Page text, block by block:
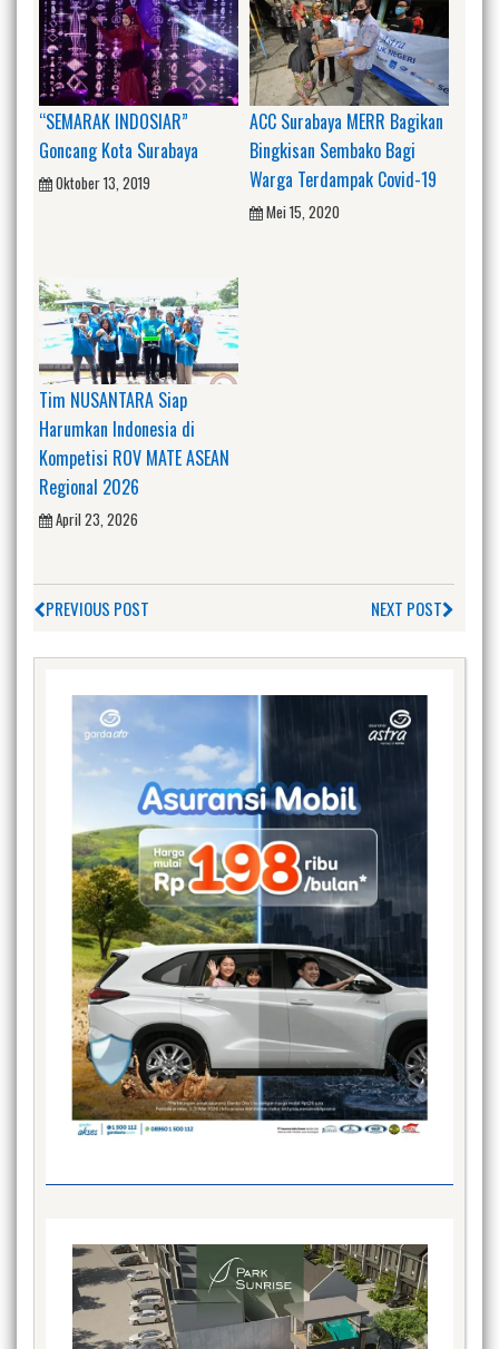
“SEMARAK INDOSIAR”
Goncang Kota Surabaya
Oktober 13, 2019
ACC Surabaya MERR Bagikan
Bingkisan Sembako Bagi
Warga Terdampak Covid-19
Mei 15, 2020
Tim NUSANTARA Siap
Harumkan Indonesia di
Kompetisi ROV MATE ASEAN
Regional 2026
April 23, 2026
PREVIOUS POST NEXT POST